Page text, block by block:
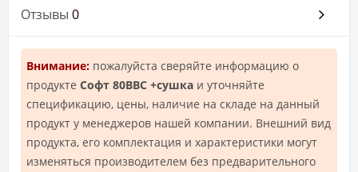
Отзывы 0
Внимание: пожалуйста сверяйте информацию о
продукте Софт 80ВВС +сушка и уточняйте
спецификацию, цены, наличие на складе на данный
продукт у менеджеров нашей компании. Внешний вид
продукта, его комплектация и характеристики могут
изменяться производителем без предварительного